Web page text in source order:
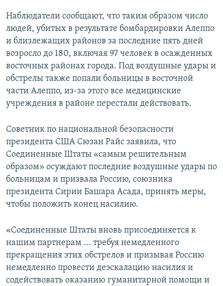
Наблюдатели сообщают, что таким образом число
людей, убитых в результате бомбардировки Алеппо
и близлежащих районов за последние пять дней
возросло до 180, включая 97 человек в осажденных
восточных районах города. Под воздушные удары и
обстрелы также попали больницы в восточной
части Алеппо, из-за этого все медицинские
учреждения в районе перестали действовать.
Советник по национальной безопасности
президента США Сюзан Райс заявила, что
Соединенные Штаты «самым решительным
образом» осуждают последние воздушные удары по
больницам и призвала Россию, союзника
президента Сирии Башара Асада, принять меры,
чтобы положить конец насилию.
«Соединенные Штаты вновь присоединяется к
нашим партнерам ... требуя немедленного
прекращения этих обстрелов и призывая Россию
немедленно провести деэскалацию насилия и
содействовать оказанию гуманитарной помощи и